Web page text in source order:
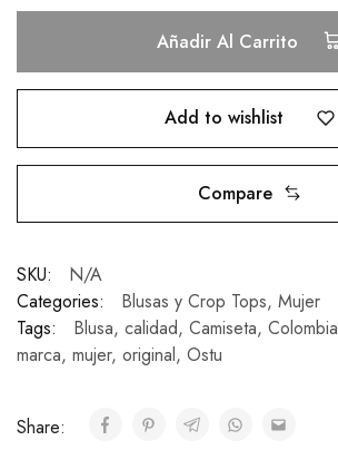
Añadir Al Carrito
Add to wishlist
Compare
SKU:
N/A
Categories:
Blusas y Crop Tops, Mujer
Tags:
Blusa, calidad, Camiseta, Colombia
marca, mujer, original, Ostu
Share: